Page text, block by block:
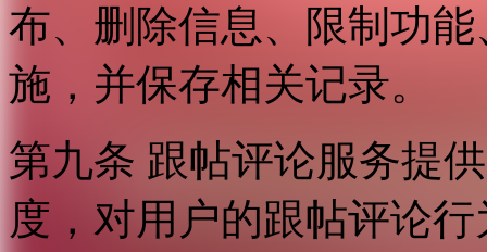
布、删除信息、限制功
施，并保存相关记录。
第九条 跟帖评论服务提
度，对用户的跟帖评论